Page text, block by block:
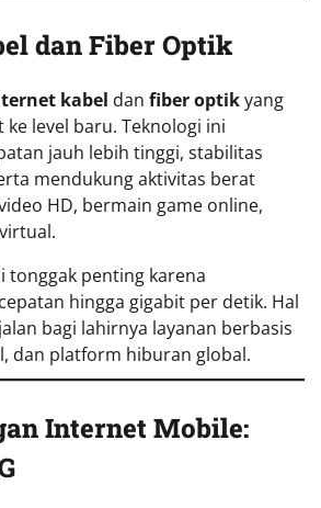
dan Fiber Optik
kabel dan fiber optikyang
level baru. Teknologi ini
jauh lebih tinggi, stabilitas
mendukung aktivitas berat
HD, bermain game online,
tonggak penting karena
hingga gigabit per detik. Hal
bagi lahirnya layanan berbasis
dan platform hiburan global.
Internet Mobile: